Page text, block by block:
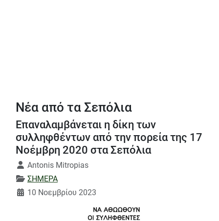
Νέα από τα Σεπόλια
Επαναλαμβάνεται η δίκη των
συλληφθέντων από την πορεία της 17
Νοέμβρη 2020 στα Σεπόλια
Λεπτομέρειες
Antonis Mitropias
ΣΗΜΕΡΑ
10 Νοεμβρίου 2023